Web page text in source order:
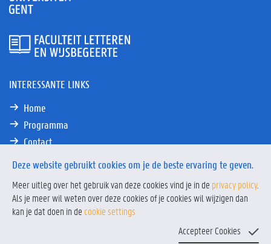
INTERESSANTE LINKS
Home
Programma
Contact
Privacy
Privacy policy
Academie
Deze website gebruikt cookies om je de beste ervaring te geven.
Meer uitleg over het gebruik van deze cookies vind je in de privacy policy.
Als je meer wil weten over deze cookies of je cookies wil wijzigen dan
kan je dat doen in de cookie settings
Accepteer Cookies